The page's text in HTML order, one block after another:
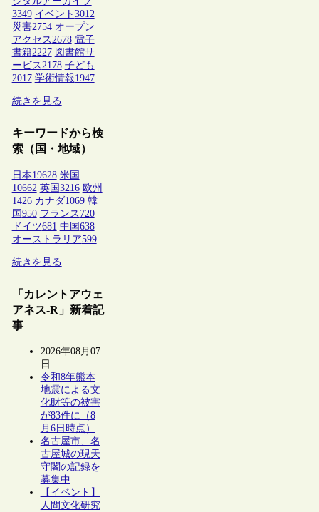
3349 イベント 3012
災害2754 オープン
アクセス2678 電子
書籍2227 図書館サ
ービス2178 子ども
2017 学術情報1947
続きを見る
キーワードから検
索（国・地域）
日本19628 米国
10662 英国3216 欧州
1426 カナダ1069 韓
国950 フランス 720
ドイツ681 中国638
オーストラリア599
続きを見る
「カレントアウェ
アネス-R」新着記
事
2026年08月07
日
令和8年熊本
地震による文
化財等の被害
が83件に（8
月6日時点）
名古屋市、名
古屋城の現天
守閣の記録を
募集中
【イベント】
人間文化研究